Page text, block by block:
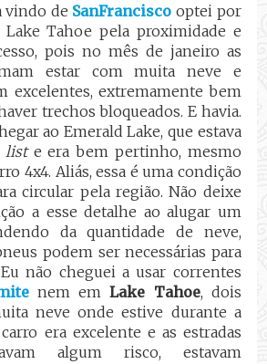
vindo de SanFrancisco optei por
Tahoe pela proximidade e
pois no mês de janeiro as
estar com muita neve e
excelentes, extremamente bem
trechos bloqueados. E havia.
ao Emerald Lake, que estava
list e era bem pertinho, mesmo
4x4. Aliás, essa é uma condição
circular pela região. Não deixe
a esse detalhe ao alugar um
da quantidade de neve,
podem ser necessárias para
não cheguei a usar correntes
nem emLake Tahoe, dois
neve onde estive durante a
era excelente e as estradas
algum risco, estavam